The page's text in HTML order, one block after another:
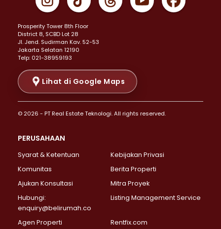
Properti Dijual di Johar Baru >
Properti Dijual di Menteng >
Properti Dijual di Senen >
Properti Dijual di Tanah Abang >
Properti Dijual di Cikini >
Properti Dijual di Kramat >
Properti Dijual di Pasar Baru >
Properti Dijual di Bendungan Hilir >
Properti Dijual di Jakarta Selatan >
Properti Dijual di Lebak Bulus >
Properti Dijual di Gandaria Selatan >
Properti Dijual di Pondok Labu >
Properti Dijual di Lenteng Agung >
Properti Dijual di Senayan >
Properti Dijual di Pondok Pinang >
Prosperity Tower 8th Floor
District 8, SCBD Lot 28
JI. Jend. Sudirman Kav. 52-53
Jakarta Selatan 12190
Telp: 021-38959193
Lihat di Google Maps
© 2026 - PT Real Estate Teknologi. All rights reserved.
PERUSAHAAN
Syarat & Ketentuan
Kebijakan Privasi
Komunitas
Berita Properti
Ajukan Konsultasi
Mitra Proyek
Hubungi:
enquiry@belirumah.co
Listing Management Service
Agen Properti Rentfix.com